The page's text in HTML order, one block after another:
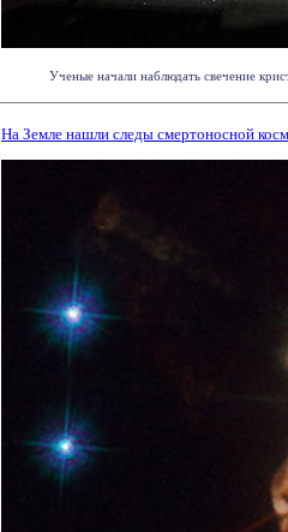
Ученые начали наблюдать свечение
На Земле нашли следы смертоносной